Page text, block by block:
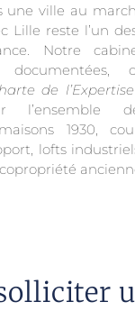
une ville au
Lille reste l’un
Notre
documentées,
de
l’ensemble
1930,
lofts